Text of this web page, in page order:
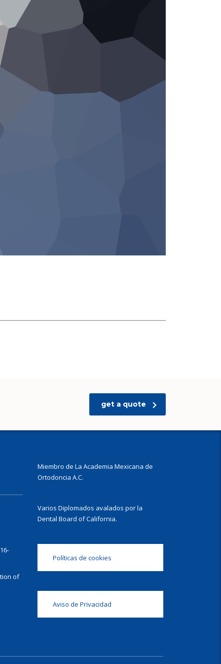
get a quote
of
Miembro de La Academia Mexicana de
Ortodoncia A.C.
Varios Diplomados avalados por la
Dental Board of California.
Políticas de cookies
Aviso de Privacidad